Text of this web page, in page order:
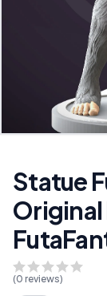
Statue
Original
(0 reviews)